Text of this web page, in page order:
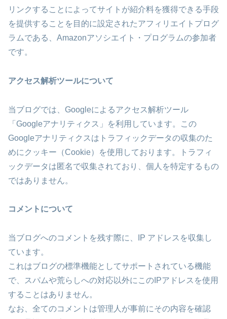
リンクすることによってサイトが紹介料を獲得できる手段
を提供することを目的に設定されたアフィリエイトプログ
ラムである、Amazonアソシエイト・プログラムの参加者
です。
アクセス解析ツールについて
当ブログでは、Googleによるアクセス解析ツール
「Googleアナリティクス」を利用しています。この
Googleアナリティクスはトラフィックデータの収集のた
めにクッキー（Cookie）を使用しております。トラフィ
ックデータは匿名で収集されており、個人を特定するもの
ではありません。
コメントについて
当ブログへのコメントを残す際に、IP アドレスを収集し
ています。
これはブログの標準機能としてサポートされている機能
で、スパムや荒らしへの対応以外にこのIPアドレスを使用
することはありません。
なお、全てのコメントは管理人が事前にその内容を確認